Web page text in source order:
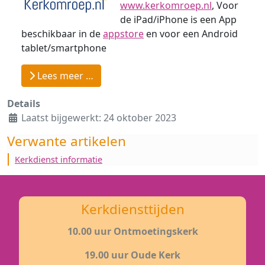
www.kerkomroep.nl, Voor
de iPad/iPhone is een App
beschikbaar in deappstore en voor een Android
tablet/smartphone
Lees meer …
Details
Laatst bijgewerkt: 24 oktober 2023
Verwante artikelen
Kerkdienst informatie
Kerkdiensttijden
10.00 uur Ontmoetingskerk
19.00 uur Oude Kerk